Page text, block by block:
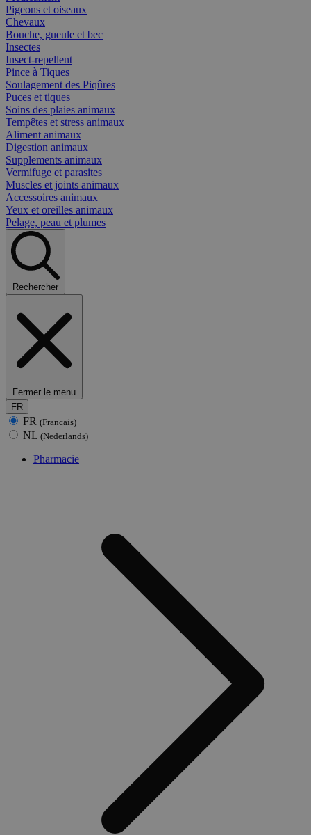
Pigeons et oiseaux
Chevaux
Bouche, gueule et bec
Insectes
Insect-repellent
Pince à Tiques
Soulagement des Piqûres
Puces et tiques
Soins des plaies animaux
Tempêtes et stress animaux
Aliment animaux
Digestion animaux
Supplements animaux
Vermifuge et parasites
Muscles et joints animaux
Accessoires animaux
Yeux et oreilles animaux
Pelage, peau et plumes
Rechercher
Fermer le menu
FR
FR (Francais)
NL (Nederlands)
Pharmacie